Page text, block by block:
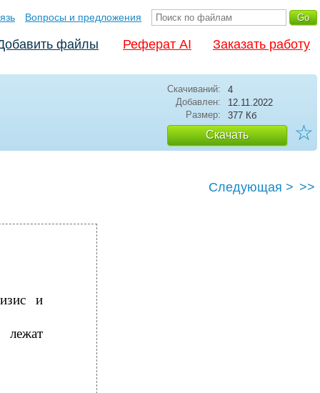
Вопросы и предложения
файлы Реферат AI Заказать работу
Скачиваний:
4
Добавлен:
12.11.2022
Размер:
377 Кб
Скачать ☆
Следующая > >>
и